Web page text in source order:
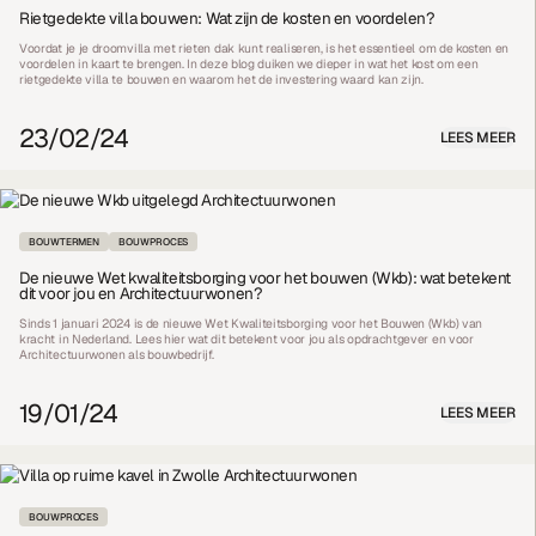
Rietgedekte villa bouwen: Wat zijn de kosten en voordelen?
Voordat je je droomvilla met rieten dak kunt realiseren, is het essentieel om de kosten en
voordelen in kaart te brengen. In deze blog duiken we dieper in wat het kost om een
rietgedekte villa te bouwen en waarom het de investering waard kan zijn.
23/02/24 LEES MEER
BOUWTERMEN BOUWPROCES
De nieuwe Wet kwaliteitsborging voor het bouwen (Wkb): wat betekent
dit voor jou en Architectuurwonen?
Sinds 1 januari 2024 is de nieuwe Wet Kwaliteitsborging voor het Bouwen (Wkb) van
kracht in Nederland. Lees hier wat dit betekent voor jou als opdrachtgever en voor
Architectuurwonen als bouwbedrijf.
19/01/24 LEES MEER
BOUWPROCES